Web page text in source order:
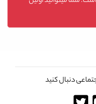
دنبال کنید